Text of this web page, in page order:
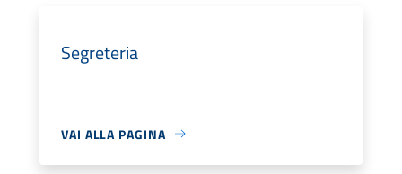
Segreteria
VAI ALLA PAGINA